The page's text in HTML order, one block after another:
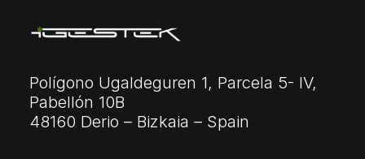
Polígono Ugaldeguren 1, Parcela 5- IV,
Pabellón 10B
48160 Derio – Bizkaia – Spain